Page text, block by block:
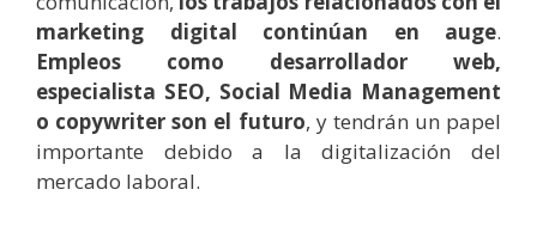
marketing digital continúan en auge.
Empleos como desarrollador web,
especialista SEO, Social Media Management
o copywriter son el futuro, y tendrán un papel
importante debido a la digitalización del
mercado laboral.